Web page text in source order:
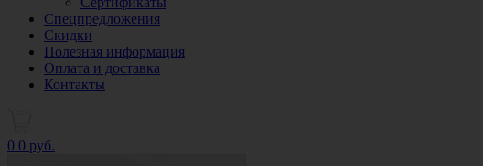
Спецпредложения
Скидки
Полезная информация
Оплата и доставка
Контакты
0 0 руб.